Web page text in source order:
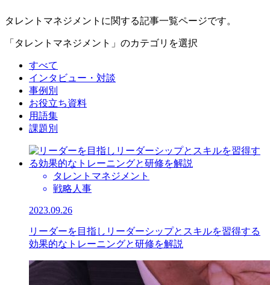
タレントマネジメントに関する記事一覧ページです。
「タレントマネジメント」のカテゴリを選択
すべて
インタビュー・対談
事例別
お役立ち資料
用語集
課題別
タレントマネジメント
戦略人事
2023.09.26
リーダーを目指しリーダーシップとスキルを習得する
効果的なトレーニングと研修を解説